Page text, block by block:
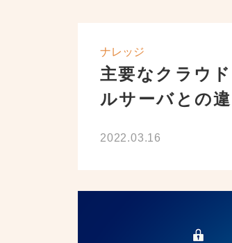
リンクが選ばれる
ナレッジ
主要なクラウ
ルサーバとの
2022.03.16